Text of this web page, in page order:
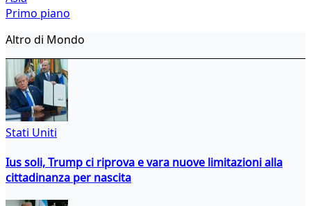
Primo piano
Altro di Mondo
Stati Uniti
Ius soli, Trump ci riprova e vara nuove limitazioni alla
cittadinanza per nascita